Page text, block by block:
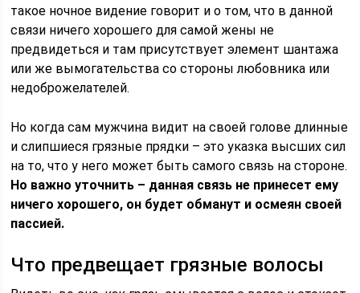
такое ночное видение говорит и о том, что в данной
связи ничего хорошего для самой жены не
предвидеться и там присутствует элемент шантажа
или же вымогательства со стороны любовника или
недоброжелателей.
Но когда сам мужчина видит на своей голове длинные
и слипшиеся грязные прядки – это указка высших сил
на то, что у него может быть самого связь на стороне.
Но важно уточнить – данная связь не принесет ему
ничего хорошего, он будет обманут и осмеян своей
пассией.
Что предвещает грязные волосы